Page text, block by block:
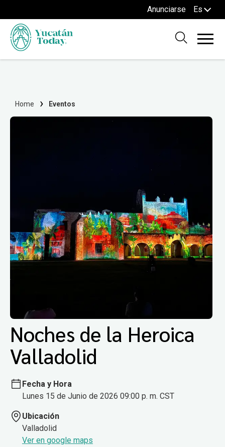
Anunciarse Es
Home Eventos
Noches de la Heroica
Valladolid
Fecha y Hora
Lunes 15 de Junio de 2026 09:00 p. m. CST
Ubicación
Valladolid
Ver en google maps